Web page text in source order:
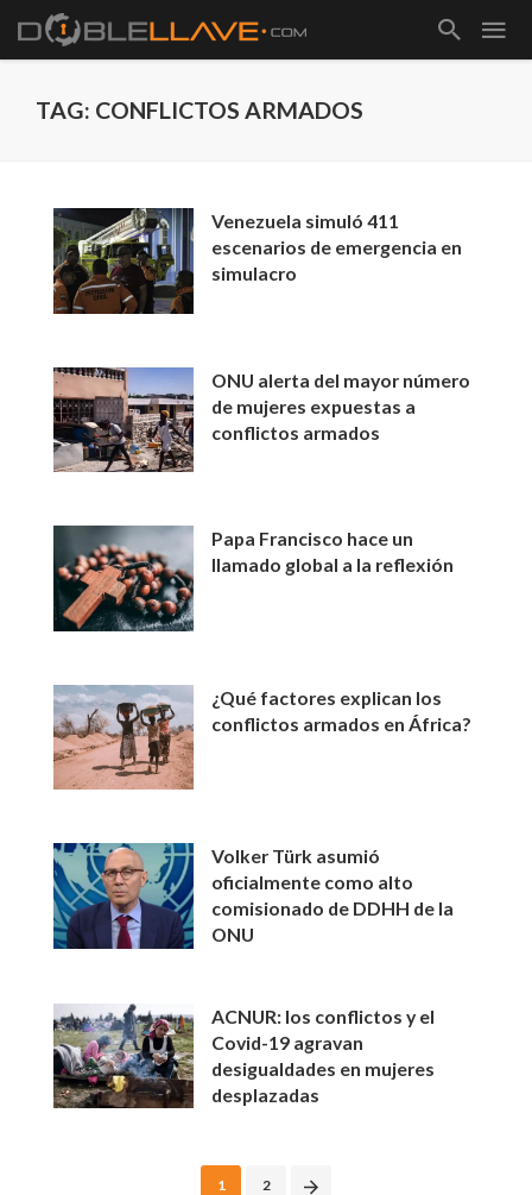
TAG: CONFLICTOS ARMADOS
Venezuela simuló 411
escenarios de emergencia en
simulacro
ONU alerta del mayor número
de mujeres expuestas a
conflictos armados
Papa Francisco hace un
llamado global a la reflexión
¿Qué factores explican los
conflictos armados en África?
Volker Türk asumió
oficialmente como alto
comisionado de DDHH de la
ONU
ACNUR: los conflictos y el
Covid-19 agravan
desigualdades en mujeres
desplazadas
1 2